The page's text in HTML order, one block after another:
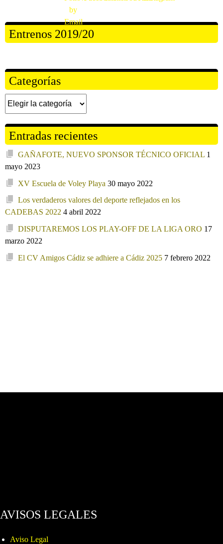
Entrenos 2019/20
Categorías
Categorías
Entradas recientes
GAÑAFOTE, NUEVO SPONSOR TÉCNICO OFICIAL 1
mayo 2023
XV Escuela de Voley Playa 30 mayo 2022
Los verdaderos valores del deporte reflejados en los
CADEBAS 2022 4 abril 2022
DISPUTAREMOS LOS PLAY-OFF DE LA LIGA ORO 17
marzo 2022
El CV Amigos Cádiz se adhiere a Cádiz 2025 7 febrero 2022
AVISOS LEGALES
Aviso Legal